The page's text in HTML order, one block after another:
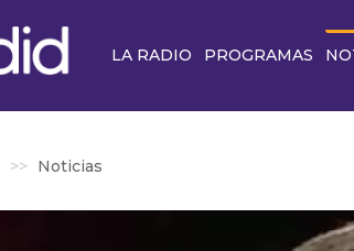
LA RADIO PROGRAMAS
Noticias